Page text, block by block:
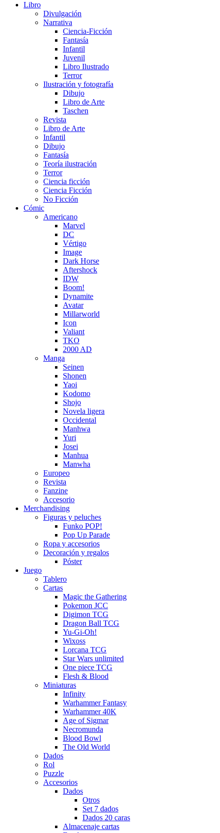
Libro
Divulgación
Narrativa
Ciencia-Ficción
Fantasía
Infantil
Juvenil
Libro Ilustrado
Terror
Ilustración y fotografía
Dibujo
Libro de Arte
Taschen
Revista
Libro de Arte
Infantil
Dibujo
Fantasía
Teoría ilustración
Terror
Ciencia ficción
Ciencia Ficción
No Ficción
Cómic
Americano
Marvel
DC
Vértigo
Image
Dark Horse
Aftershock
IDW
Boom!
Dynamite
Avatar
Millarworld
Icon
Valiant
TKO
2000 AD
Manga
Seinen
Shonen
Yaoi
Kodomo
Shojo
Novela ligera
Occidental
Manhwa
Yuri
Josei
Manhua
Manwha
Europeo
Revista
Fanzine
Accesorio
Merchandising
Figuras y peluches
Funko POP!
Pop Up Parade
Ropa y accesorios
Decoración y regalos
Póster
Juego
Tablero
Cartas
Magic the Gathering
Pokemon JCC
Digimon TCG
Dragon Ball TCG
Yu-Gi-Oh!
Wixoss
Lorcana TCG
Star Wars unlimited
One piece TCG
Flesh & Blood
Miniaturas
Infinity
Warhammer Fantasy
Warhammer 40K
Age of Sigmar
Necromunda
Blood Bowl
The Old World
Dados
Rol
Puzzle
Accesorios
Dados
Otros
Set 7 dados
Dados 20 caras
Almacenaje cartas